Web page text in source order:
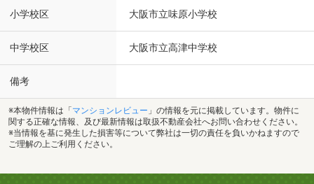
小学校区 大阪市立味原小学校
中学校区 大阪市立高津中学校
備考
※本物件情報は「 マンションレビュー 」の情報を元に掲載しています。物件に
関する正確な情報、及び最新情報は取扱不動産会社へお問い合わせください。
※当情報を基に発生した損害等について弊社は一切の責任を負いかねますので
ご理解の上ご利用ください。